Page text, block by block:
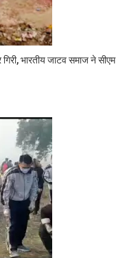
गिरी, भारतीय जाटव समाज ने सीएम